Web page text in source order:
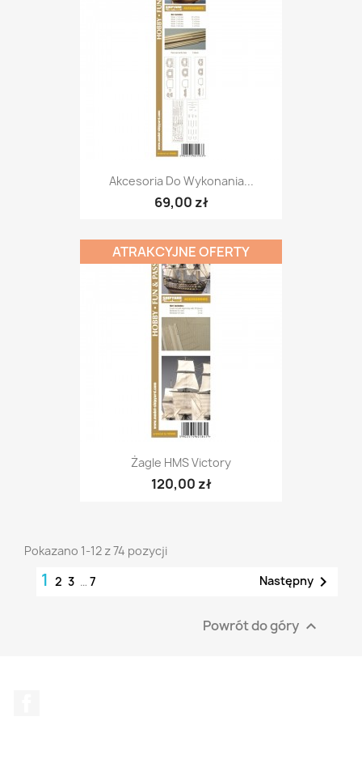
Akcesoria Do Wykonania...
69,00 zł
Żagle HMS Victory
120,00 zł
ATRAKCYJNE OFERTY
Pokazano 1-12 z 74 pozycji
1 2 3 … 7 Następny 
Powrót do góry 